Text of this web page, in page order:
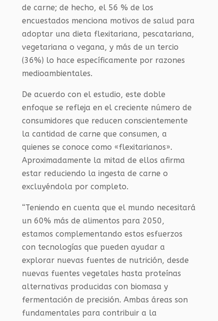
de carne; de hecho, el 56 % de los
encuestados menciona motivos de salud para
adoptar una dieta flexitariana, pescatariana,
vegetariana o vegana, y más de un tercio
(36%) lo hace específicamente por razones
medioambientales.
De acuerdo con el estudio, este doble
enfoque se refleja en el creciente número de
consumidores que reducen conscientemente
la cantidad de carne que consumen, a
quienes se conoce como «flexitarianos».
Aproximadamente la mitad de ellos afirma
estar reduciendo la ingesta de carne o
excluyéndola por completo.
“Teniendo en cuenta que el mundo necesitará
un 60% más de alimentos para 2050,
estamos complementando estos esfuerzos
con tecnologías que pueden ayudar a
explorar nuevas fuentes de nutrición, desde
nuevas fuentes vegetales hasta proteínas
alternativas producidas con biomasa y
fermentación de precisión. Ambas áreas son
fundamentales para contribuir a la